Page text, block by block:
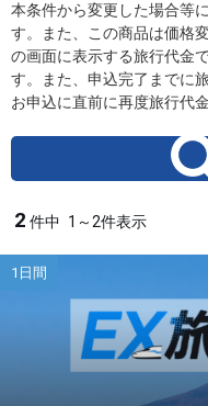
本条件から変更した場合等
す。また、この商品は価格
の画面に表示する旅行代金
す。また、申込完了までに
お申込に直前に再度旅行代
2 件中 1～2件表示
1日間